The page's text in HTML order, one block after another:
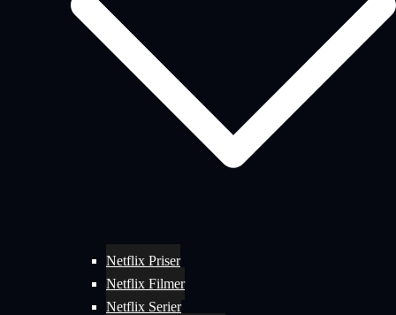
Netflix Priser
Netflix Filmer
Netflix Serier